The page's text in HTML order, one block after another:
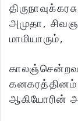
அமுதா,
மாமியாரும்,
கனகரத்தினம்
ஆகியோரின்